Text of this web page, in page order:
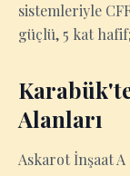
sistemleriyle
güçlü, 5 kat
Alanları
Askarot İnşaat